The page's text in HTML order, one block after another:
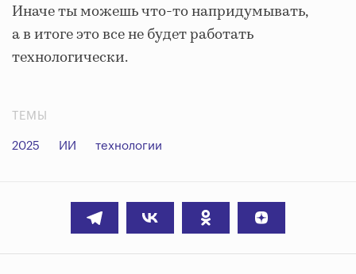
Иначе ты можешь что-то напридумывать,
а в итоге это все не будет работать
технологически.
ТЕМЫ
2025 ИИ технологии